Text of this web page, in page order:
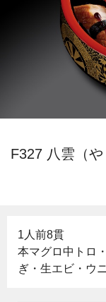
F327 八雲（や
1人前8貫
本マグロ中トロ
ぎ・生エビ・ウ